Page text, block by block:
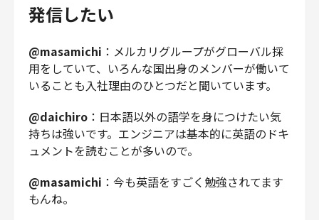
発信したい
@masamichi ：メルカリグループがグローバル採
用をしていて、いろんな国出身のメンバーが働いて
いることも入社理由のひとつだと聞いています。
@daichiro ：日本語以外の語学を身につけたい気
持ちは強いです。エンジニアは基本的に英語のドキ
ュメントを読むことが多いので。
@masamichi ：今も英語をすごく勉強されてます
もんね。